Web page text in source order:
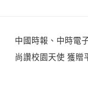
中國時報、中時電
尚讚校園天使 獲贈